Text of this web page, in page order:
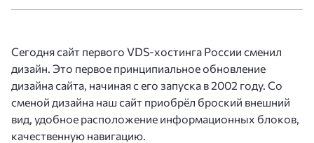
Сегодня сайт первого VDS-хостинга России сменил
дизайн. Это первое принципиальное обновление
дизайна сайта, начиная с его запуска в 2002 году. Со
сменой дизайна наш сайт приобрёл броский внешний
вид, удобное расположение информационных блоков,
качественную навигацию.